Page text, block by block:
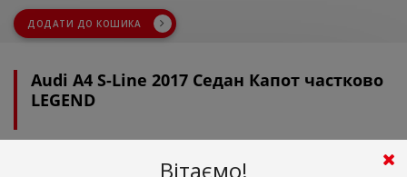
ДОДАТИ ДО КОШИКА
Audi A4 S-Line 2017 Седан Капот частково
LEGEND
грн.
Вітаємо!